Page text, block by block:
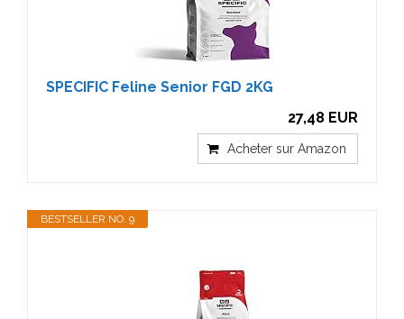
SPECIFIC Feline Senior FGD 2KG
27,48 EUR
Acheter sur Amazon
BESTSELLER NO. 9